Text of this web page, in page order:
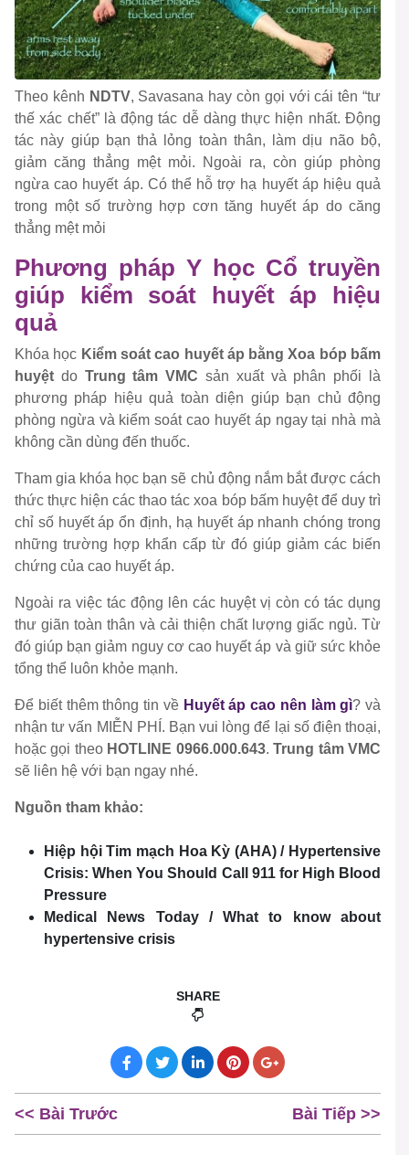
Theo kênh NDTV, Savasana hay còn gọi với cái tên “tư
thế xác chết” là động tác dễ dàng thực hiện nhất. Động
tác này giúp bạn thả lỏng toàn thân, làm dịu não bộ,
giảm căng thẳng mệt mỏi. Ngoài ra, còn giúp phòng
ngừa cao huyết áp. Có thể hỗ trợ hạ huyết áp hiệu quả
trong một số trường hợp cơn tăng huyết áp do căng
thẳng mệt mỏi
Phương pháp Y học Cổ truyền
giúp kiểm soát huyết áp hiệu
quả
Khóa học Kiểm soát cao huyết áp bằng Xoa bóp bấm
huyệt do Trung tâm VMC sản xuất và phân phối là
phương pháp hiệu quả toàn diện giúp bạn chủ động
phòng ngừa và kiểm soát cao huyết áp ngay tại nhà mà
không cần dùng đến thuốc.
Tham gia khóa học bạn sẽ chủ động nắm bắt được cách
thức thực hiện các thao tác xoa bóp bấm huyệt để duy trì
chỉ số huyết áp ổn định, hạ huyết áp nhanh chóng trong
những trường hợp khẩn cấp từ đó giúp giảm các biến
chứng của cao huyết áp.
Ngoài ra việc tác động lên các huyệt vị còn có tác dụng
thư giãn toàn thân và cải thiện chất lượng giấc ngủ. Từ
đó giúp bạn giảm nguy cơ cao huyết áp và giữ sức khỏe
tổng thể luôn khỏe mạnh.
Để biết thêm thông tin về Huyết áp cao nên làm gì? và
nhận tư vấn MIỄN PHÍ. Bạn vui lòng để lại số điện thoại,
hoặc gọi theo HOTLINE 0966.000.643.Trung tâm VMC
sẽ liên hệ với bạn ngay nhé.
Nguồn tham khảo:
Hiệp hội Tim mạch Hoa Kỳ (AHA) / Hypertensive
Crisis: When You Should Call 911 for High Blood
Pressure
Medical News Today / What to know about
hypertensive crisis
SHARE
<< Bài Trước Bài Tiếp >>